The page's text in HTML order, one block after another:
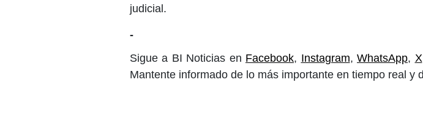
judicial.
-
Sigue a BI Noticias en Facebook, Instagram, WhatsApp, X
Mantente informado de lo más importante en tiempo real y